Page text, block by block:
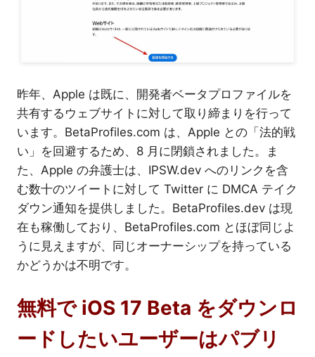
昨年、Apple は既に、開発者ベータプロファイルを
共有するウェブサイトに対して取り締まりを行って
います。BetaProfiles.com は、Apple との「法的戦
い」を回避するため、8 月に閉鎖されました。ま
た、Apple の弁護士は、IPSW.dev へのリンクを含
む数十のツイートに対して Twitter に DMCA テイク
ダウン通知を提供しました。BetaProfiles.dev は現
在も稼働しており、BetaProfiles.com とほぼ同じよ
うに見えますが、同じオーナーシップを持っている
かどうかは不明です。
無料で iOS 17 Beta をダウンロ
ードしたいユーザーはパブリ